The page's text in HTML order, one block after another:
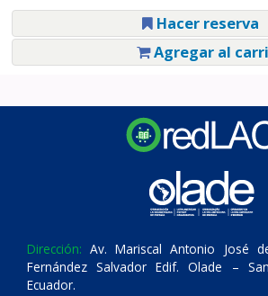
Hacer reserva
Agregar al
Dirección: Av. Mariscal Antonio José
Fernández Salvador Edif. Olade –
Ecuador.